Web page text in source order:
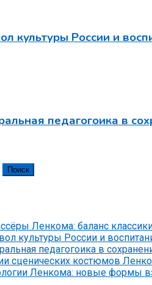
культуры России и
педагогоика в
Поиск
Ленкома: баланс
культуры России и
педагогоика в
сценических костюмов
Ленкома: новые формы